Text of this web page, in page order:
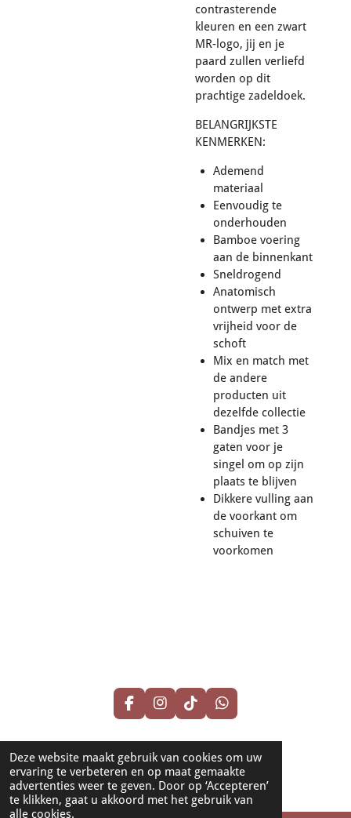
Deze website maakt gebruik van cookies om uw
ervaring te verbeteren en op maat gemaakte
advertenties weer te geven. Door op ‘Accepteren’
te klikken, gaat u akkoord met het gebruik van
alle cookies.
contrasterende
kleuren en een zwart
MR-logo, jij en je
paard zullen verliefd
worden op dit
prachtige zadeldoek.
BELANGRIJKSTE
KENMERKEN:
Ademend
materiaal
Eenvoudig te
onderhouden
Bamboe voering
aan de binnenkant
Sneldrogend
Anatomisch
ontwerp met extra
vrijheid voor de
schoft
Mix en match met
de andere
producten uit
dezelfde collectie
Bandjes met 3
gaten voor je
singel om op zijn
plaats te blijven
Dikkere vulling aan
de voorkant om
schuiven te
voorkomen
F
a
e
b
o
o
k
I
n
a
g
r
a
T
i
o
k
W
h
s
A
p
p
Powered byJouwWeb